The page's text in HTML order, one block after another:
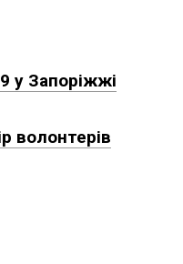
у Запоріжжі
волонтерів